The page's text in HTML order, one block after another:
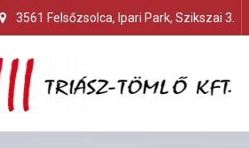
3561 Felsőzsolca, Ipari Park, Szikszai 3.